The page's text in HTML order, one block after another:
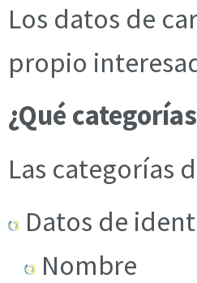
Los datos de
propio
¿Qué
Las categorías
Datos de
Nombre